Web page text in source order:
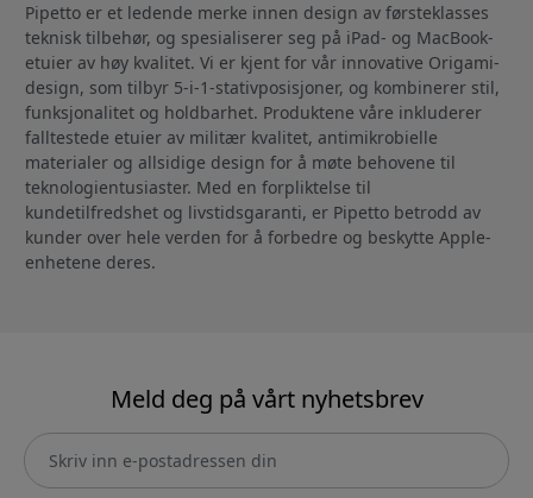
Pipetto er et ledende merke innen design av førsteklasses
teknisk tilbehør, og spesialiserer seg på iPad- og MacBook-
etuier av høy kvalitet. Vi er kjent for vår innovative Origami-
design, som tilbyr 5-i-1-stativposisjoner, og kombinerer stil,
funksjonalitet og holdbarhet. Produktene våre inkluderer
falltestede etuier av militær kvalitet, antimikrobielle
materialer og allsidige design for å møte behovene til
teknologientusiaster. Med en forpliktelse til
kundetilfredshet og livstidsgaranti, er Pipetto betrodd av
kunder over hele verden for å forbedre og beskytte Apple-
enhetene deres.
Meld deg på vårt nyhetsbrev